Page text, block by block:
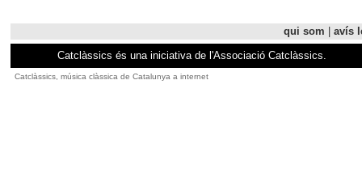
qui som
avís
Catclàssics és una iniciativa de l'Associació Catclàssics.
Catclàssics, música clàssica de Catalunya a internet